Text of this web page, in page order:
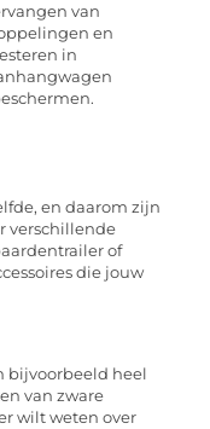
van
en
in
en daarom zijn
verschillende
of
die jouw
bijvoorbeeld heel
van zware
wilt weten over